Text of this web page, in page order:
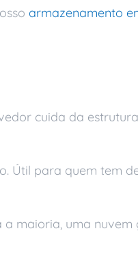
armazenamento
cuida da
Útil para quem tem
maioria, uma